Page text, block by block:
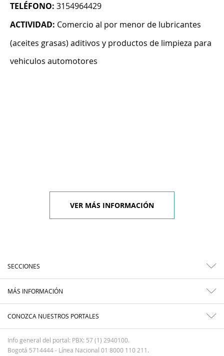
TELÉFONO: 3154964429
ACTIVIDAD: Comercio al por menor de lubricantes
(aceites grasas) aditivos y productos de limpieza para
vehiculos automotores
VER MÁS INFORMACIÓN
SECCIONES
MÁS INFORMACIÓN
CONOZCA NUESTROS PORTALES
Info general del portal: PBX: 57 (1) 2940100.
Bogotá 5714444 - Línea Nacional 01 8000 110 211.